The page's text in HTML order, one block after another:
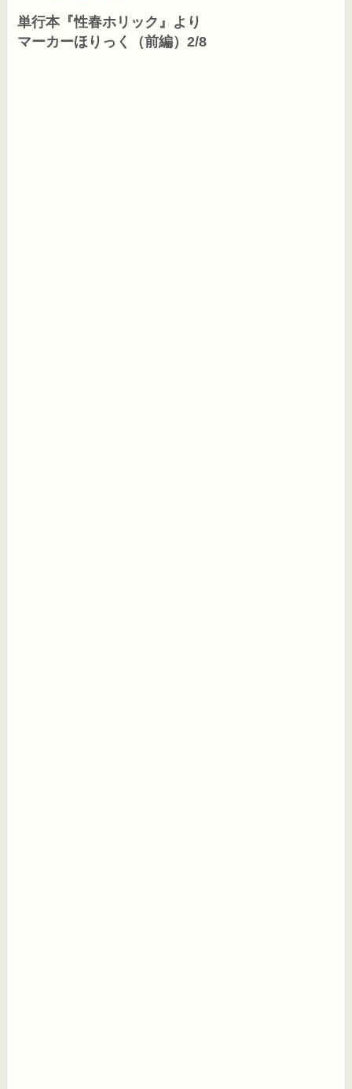
単行本『性春ホリック』より
マーカーほりっく（前編）2/8